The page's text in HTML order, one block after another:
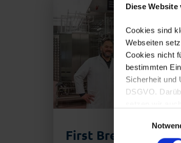
Diese
Cookies sind
Webseiten
Cookies nicht
bestimmten
Sicherheit und
DSGVO.
einwilligen,
First Bremerhaven: